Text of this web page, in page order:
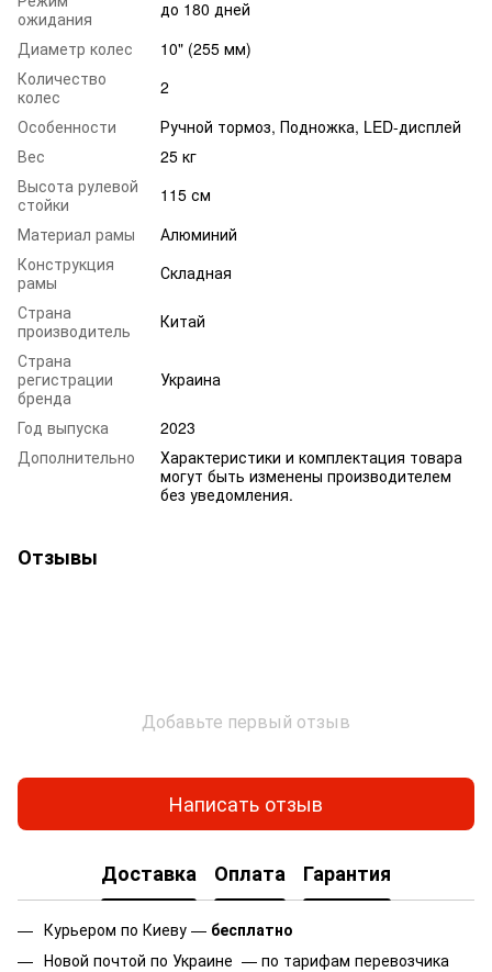
ожидания
до 180 дней
Диаметр колес
10" (255 мм)
Количество
колес
2
Особенности
Ручной тормоз, Подножка, LED-дисплей
Вес
25 кг
Высота рулевой
стойки
115 см
Материал рамы
Алюминий
Конструкция
рамы
Складная
Страна
производитель
Китай
Страна
регистрации
бренда
Украина
Год выпуска
2023
Дополнительно
Характеристики и комплектация товара
могут быть изменены производителем
без уведомления.
Отзывы
Добавьте первый отзыв
Написать отзыв
Доставка Оплата Гарантия
Курьером по Киеву — бесплатно
Новой почтой по Украине — по тарифам перевозчика